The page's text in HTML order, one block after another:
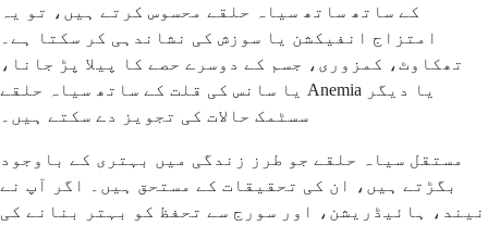
کے ساتھ ساتھ سیاہ حلقے محسوس کرتے ہیں، تو یہ
امتزاج انفیکشن یا سوزش کی نشاندہی کر سکتا ہے۔
تھکاوٹ، کمزوری، جسم کے دوسرے حصے کا پیلا پڑ جانا،
یا سانس کی قلت کے ساتھ سیاہ حلقے Anemia یا دیگر
سسٹمک حالات کی تجویز دے سکتے ہیں۔
مستقل سیاہ حلقے جو طرز زندگی میں بہتری کے باوجود
بگڑتے ہیں، ان کی تحقیقات کے مستحق ہیں۔ اگر آپ نے
نیند، ہائیڈریشن، اور سورج سے تحفظ کو بہتر بنانے کی